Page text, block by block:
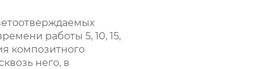
работы 5, 10, 15,
композитного
него, в